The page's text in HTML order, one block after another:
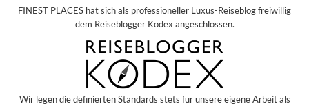
FINEST PLACES hat sich als professioneller Luxus-Reiseblog freiwillig
dem Reiseblogger Kodex angeschlossen.
Wir legen die definierten Standards stets für unsere eigene Arbeit als